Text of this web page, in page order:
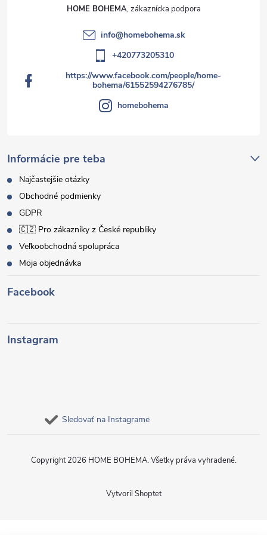
Informácie pre teba
Najčastejšie otázky
Obchodné podmienky
GDPR
🇨🇿 Pro zákazníky z České republiky
Veľkoobchodná spolupráca
Moja objednávka
HOME BOHEMA
info@homebohema.sk
+420773205310
https://www.facebook.com/people/home-
bohema/61552594276785/
homebohema
Facebook
Instagram
Sledovať na Instagrame
Vytvoril Shoptet
Copyright 2026 HOME BOHEMA. Všetky práva vyhradené.